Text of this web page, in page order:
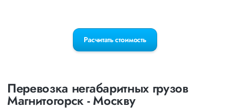
Расчитать стоимость
Перевозка негабаритных грузов
Магнитогорск - Москву